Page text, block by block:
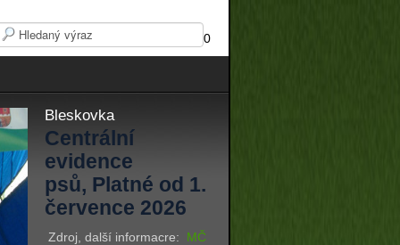
0
Bleskovka
Centrální
evidence
psů, Platné od 1.
července 2026
Zdroj, další informacre: MČ